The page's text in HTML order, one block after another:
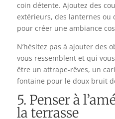
coin détente. Ajoutez des
extérieurs, des lanternes ou
pour créer une ambiance
N’hésitez pas à ajouter des
vous ressemblent et qui
être un attrape-rêves, un
fontaine pour le doux bruit
5. Penser à
la terrasse